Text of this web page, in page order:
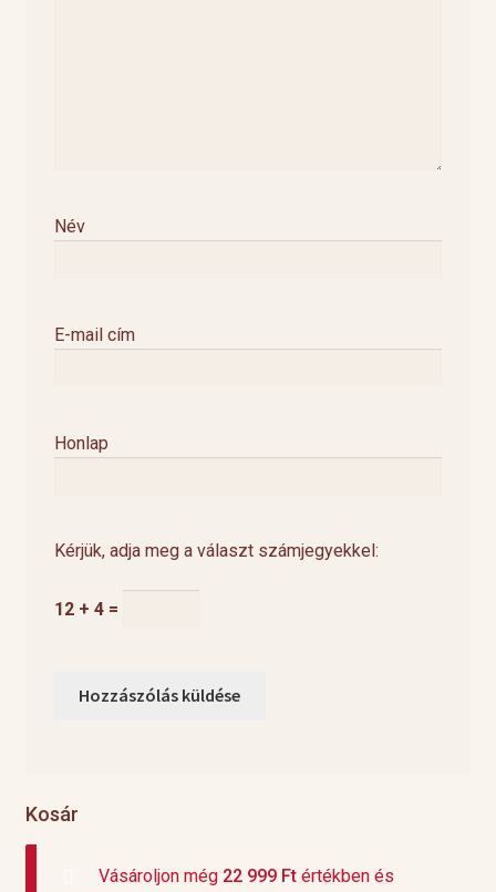
Név
E-mail cím
Honlap
Kérjük, adja meg a választ számjegyekkel:
12 + 4 =
Kosár
Vásároljon még 22 999 Ftértékben és